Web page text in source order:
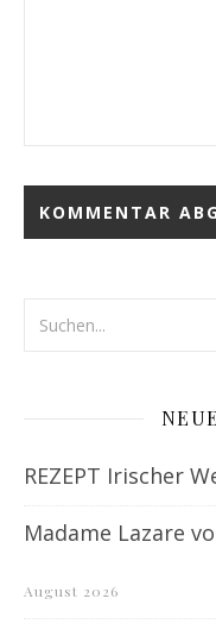
REZEPT Irischer
Madame Lazare
August 2026